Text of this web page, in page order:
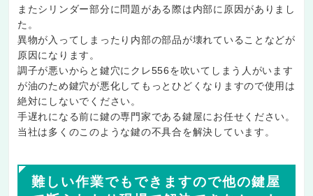
またシリンダー部分に問題がある際は内部に原因がありまし
た。
異物が入ってしまったり内部の部品が壊れていることなどが
原因になります。
調子が悪いからと鍵穴にクレ556を吹いてしまう人がいます
が油のため鍵穴が悪化してもっとひどくなりますので使用は
絶対にしないでください。
手遅れになる前に鍵の専門家である鍵屋にお任せください。
当社は多くのこのような鍵の不具合を解決しています。
難しい作業でもできますので他の鍵屋